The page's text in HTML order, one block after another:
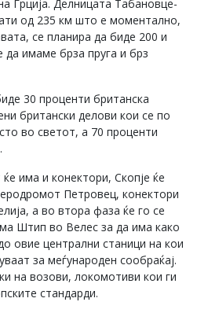
Грција. Делницата Табановце-
од 235 км што е моментално,
се планира да биде 200 и
имаме брза пруга и брз
30 проценти британска
британски делови кои се по
во светот, а 70 проценти
има и конектори, Скопје ќе
Петровец, конектори
а во втора фаза ќе го се
Штип во Велес за да има како
овие централни станици на кои
за меѓународен сообраќај.
на возови, локомотиви кои ги
стандарди.